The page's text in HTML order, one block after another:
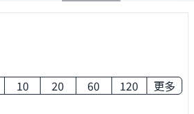
10 20 60 120 更多